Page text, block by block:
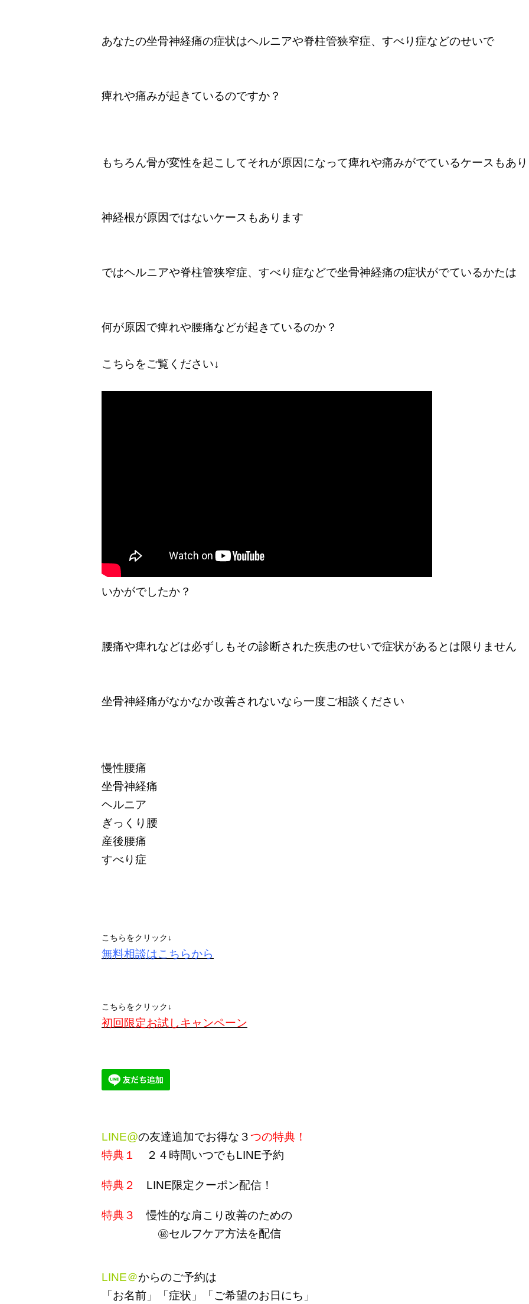
あなたの坐骨神経痛の症状はヘルニアや脊柱管狭窄症、すべり症などのせいで
痺れや痛みが起きているのですか？
もちろん骨が変性を起こしてそれが原因になって痺れや痛みがでているケースもあ
神経根が原因ではないケースもあります
ではヘルニアや脊柱管狭窄症、すべり症などで坐骨神経痛の症状がでているかたは
何が原因で痺れや腰痛などが起きているのか？
こちらをご覧ください↓
いかがでしたか？
腰痛や痺れなどは必ずしもその診断された疾患のせいで症状があるとは限りません
坐骨神経痛がなかなか改善されないなら一度ご相談ください
慢性腰痛
坐骨神経痛
ヘルニア
ぎっくり腰
産後腰痛
すべり症
こちらをクリック↓
無料相談はこちらから
こちらをクリック↓
初回限定お試しキャンペーン
LINE@の友達追加でお得な３つの特典！
特典１
２４時間いつでもLINE予約
特典２ LINE限定クーポン配信！
特典３
慢性的な肩こり改善のための
㊙セルフケア方法を配信
LINE＠からのご予約は
「お名前」「症状」「ご希望のお日にち」